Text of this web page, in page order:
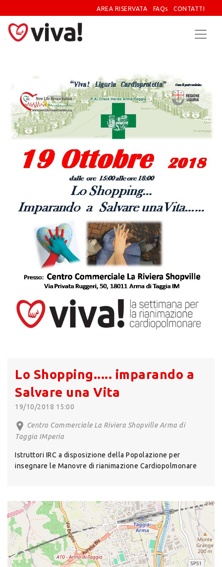
AREA RISERVATA FAQs CONTATTI
Lo Shopping..... imparando a
Salvare una Vita
19/10/2018 15:00
Centro Commerciale La Riviera Shopville Arma di
Taggia IMperia
Istruttori IRC a disposizione della Popolazione per
insegnare le Manovre di rianimazione Cardiopolmonare